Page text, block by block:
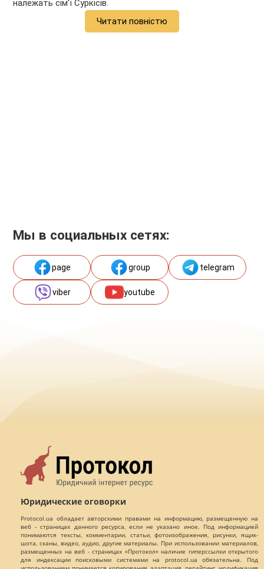
належать сім’ї Суркісів.
Читати повністю
Мы в социальных сетях:
page group telegram
viber youtube
Юридические оговорки
Protocol.ua обладает авторскими правами на информацию, размещенную на
веб - страницах данного ресурса, если не указано иное. Под информацией
понимаются тексты, комментарии, статьи, фотоизображения, рисунки, ящик-
шота, сканы, видео, аудио, другие материалы. При использовании материалов,
размещенных на веб - страницах «Протокол» наличие гиперссылки открытого
для индексации поисковыми системами на protocol.ua обязательна. Под